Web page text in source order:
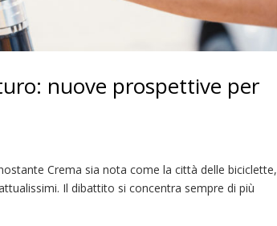
nuove prospettive per
Crema sia nota come la città delle biciclette,
Il dibattito si concentra sempre di più